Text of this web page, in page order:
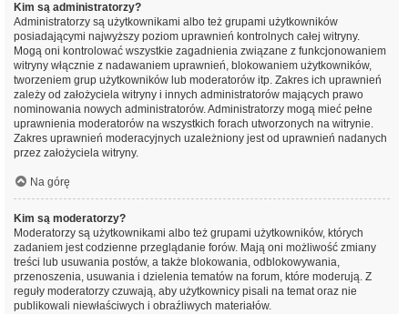
Kim są administratorzy?
Administratorzy są użytkownikami albo też grupami użytkowników
posiadającymi najwyższy poziom uprawnień kontrolnych całej witryny.
Mogą oni kontrolować wszystkie zagadnienia związane z funkcjonowaniem
witryny włącznie z nadawaniem uprawnień, blokowaniem użytkowników,
tworzeniem grup użytkowników lub moderatorów itp. Zakres ich uprawnień
zależy od założyciela witryny i innych administratorów mających prawo
nominowania nowych administratorów. Administratorzy mogą mieć pełne
uprawnienia moderatorów na wszystkich forach utworzonych na witrynie.
Zakres uprawnień moderacyjnych uzależniony jest od uprawnień nadanych
przez założyciela witryny.
Na górę
Kim są moderatorzy?
Moderatorzy są użytkownikami albo też grupami użytkowników, których
zadaniem jest codzienne przeglądanie forów. Mają oni możliwość zmiany
treści lub usuwania postów, a także blokowania, odblokowywania,
przenoszenia, usuwania i dzielenia tematów na forum, które moderują. Z
reguły moderatorzy czuwają, aby użytkownicy pisali na temat oraz nie
publikowali niewłaściwych i obraźliwych materiałów.